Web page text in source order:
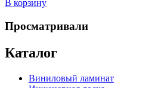
В корзину
Просматривали
Каталог
Виниловый ламинат